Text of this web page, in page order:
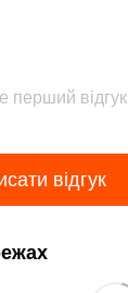
перший відгук
відгук